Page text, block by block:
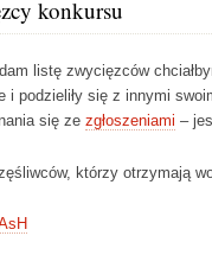
konkursu
listę zwycięzców
i podzieliły się z innymi
się ze zgłoszeniami –
którzy otrzymają